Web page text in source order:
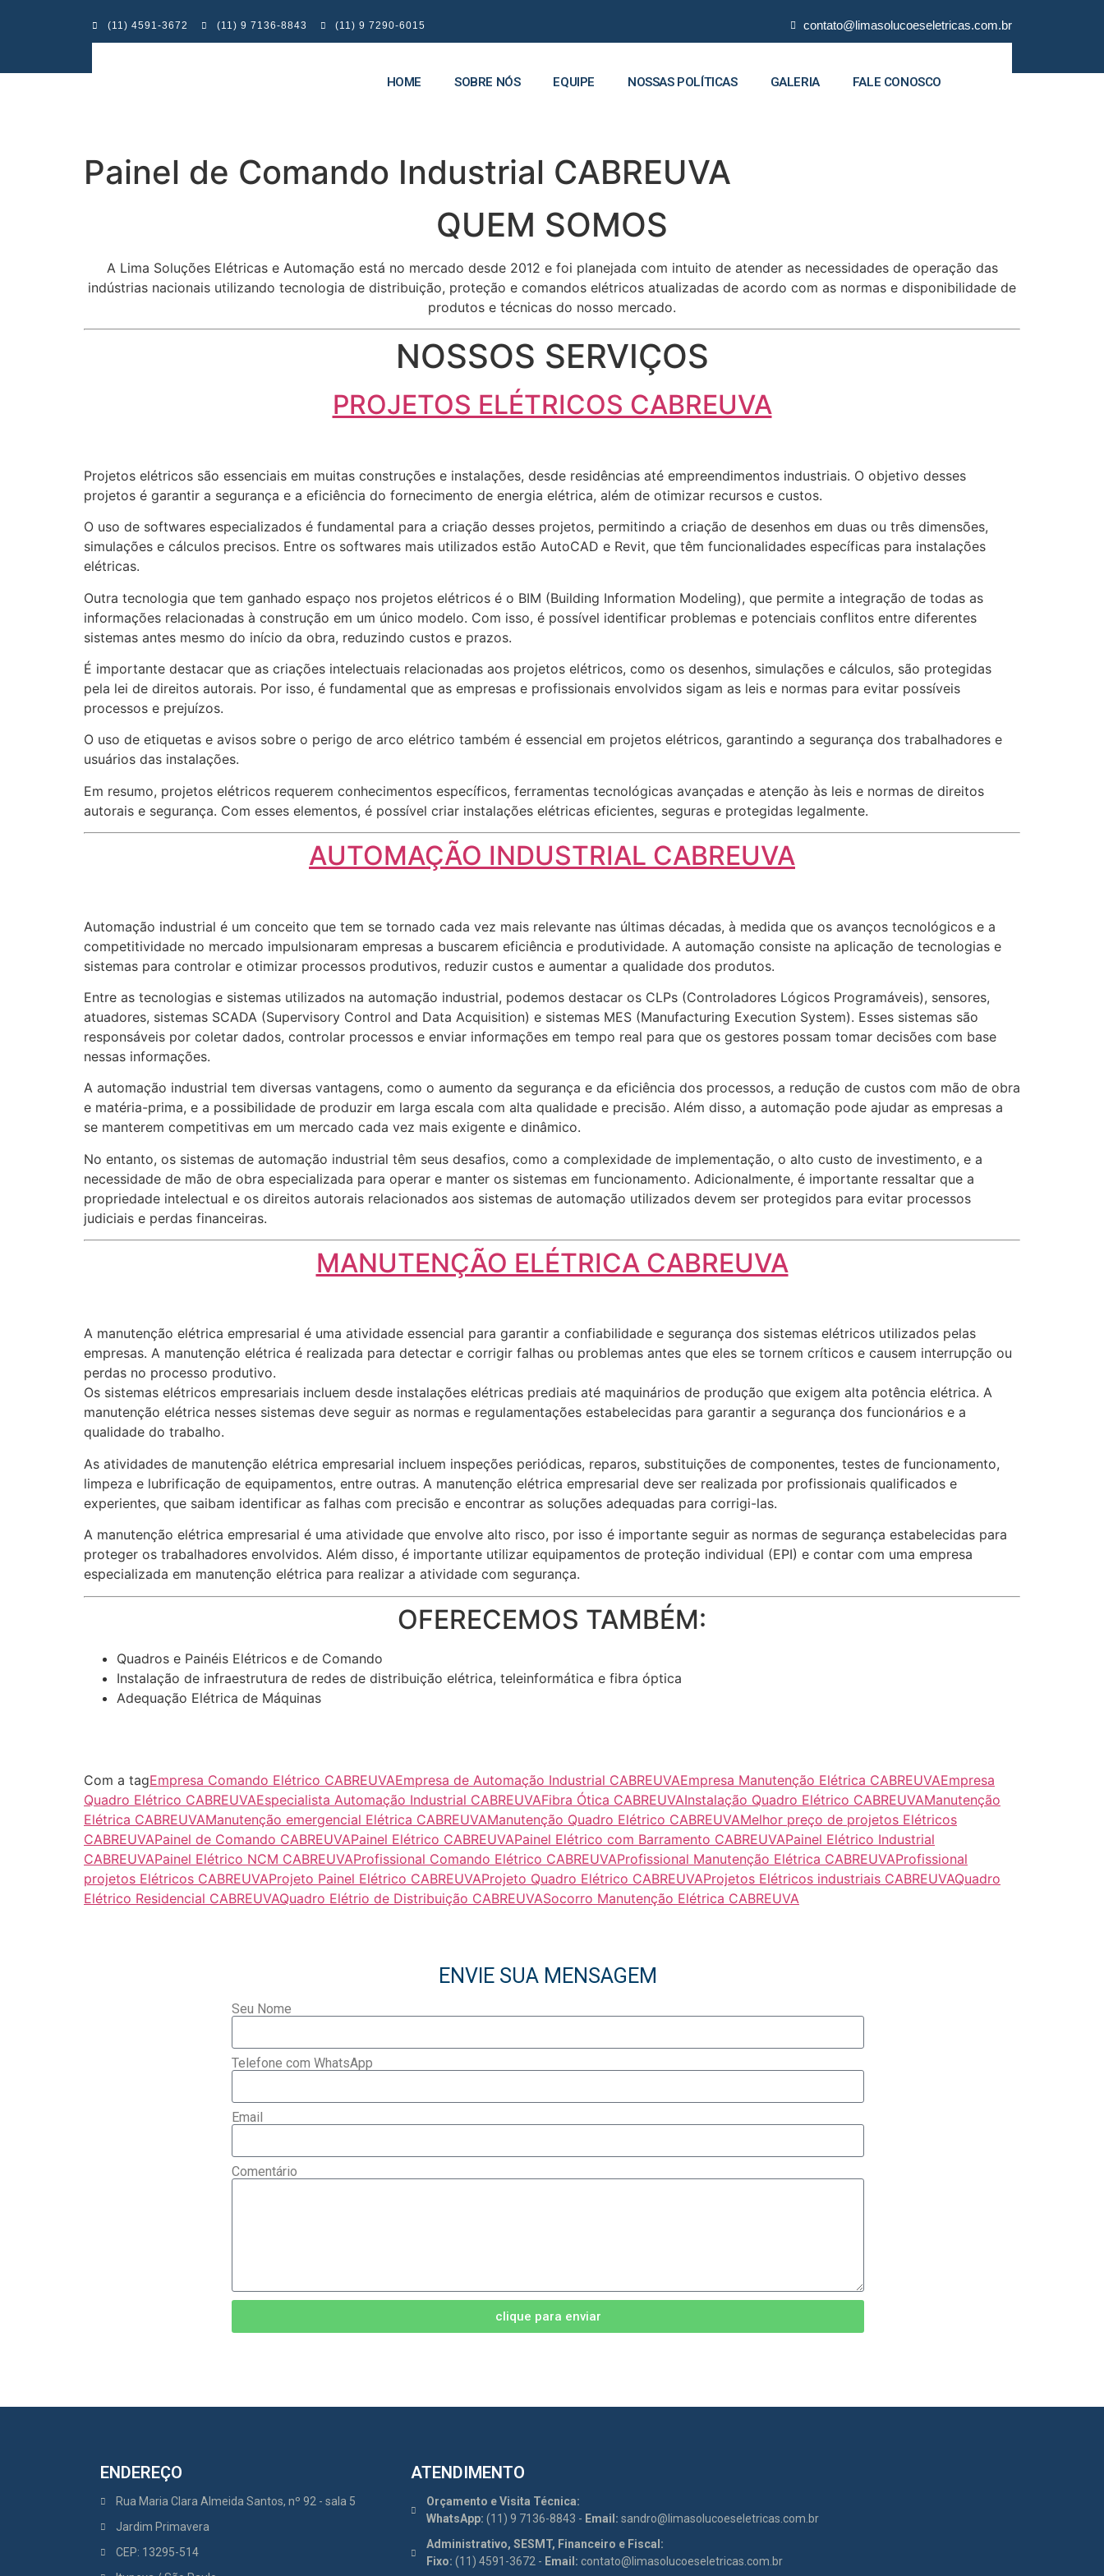
(11) 4591-3672 (11) 9 7136-8843 (11) 9 7290-6015 contato@limasolucoeseletricas.com.br
HOME SOBRE NÓS EQUIPE NOSSAS POLÍTICAS GALERIA FALE CONOSCO
Painel de Comando Industrial CABREUVA
QUEM SOMOS
A Lima Soluções Elétricas e Automação está no mercado desde 2012 e foi planejada com intuito de atender as necessidades de operação das
indústrias nacionais utilizando tecnologia de distribuição, proteção e comandos elétricos atualizadas de acordo com as normas e disponibilidade de
produtos e técnicas do nosso mercado.
NOSSOS SERVIÇOS
PROJETOS ELÉTRICOS CABREUVA
Projetos elétricos são essenciais em muitas construções e instalações, desde residências até empreendimentos industriais. O objetivo desses
projetos é garantir a segurança e a eficiência do fornecimento de energia elétrica, além de otimizar recursos e custos.
O uso de softwares especializados é fundamental para a criação desses projetos, permitindo a criação de desenhos em duas ou três dimensões,
simulações e cálculos precisos. Entre os softwares mais utilizados estão AutoCAD e Revit, que têm funcionalidades específicas para instalações
elétricas.
Outra tecnologia que tem ganhado espaço nos projetos elétricos é o BIM (Building Information Modeling), que permite a integração de todas as
informações relacionadas à construção em um único modelo. Com isso, é possível identificar problemas e potenciais conflitos entre diferentes
sistemas antes mesmo do início da obra, reduzindo custos e prazos.
É importante destacar que as criações intelectuais relacionadas aos projetos elétricos, como os desenhos, simulações e cálculos, são protegidas
pela lei de direitos autorais. Por isso, é fundamental que as empresas e profissionais envolvidos sigam as leis e normas para evitar possíveis
processos e prejuízos.
O uso de etiquetas e avisos sobre o perigo de arco elétrico também é essencial em projetos elétricos, garantindo a segurança dos trabalhadores e
usuários das instalações.
Em resumo, projetos elétricos requerem conhecimentos específicos, ferramentas tecnológicas avançadas e atenção às leis e normas de direitos
autorais e segurança. Com esses elementos, é possível criar instalações elétricas eficientes, seguras e protegidas legalmente.
AUTOMAÇÃO INDUSTRIAL CABREUVA
Automação industrial é um conceito que tem se tornado cada vez mais relevante nas últimas décadas, à medida que os avanços tecnológicos e a
competitividade no mercado impulsionaram empresas a buscarem eficiência e produtividade. A automação consiste na aplicação de tecnologias e
sistemas para controlar e otimizar processos produtivos, reduzir custos e aumentar a qualidade dos produtos.
Entre as tecnologias e sistemas utilizados na automação industrial, podemos destacar os CLPs (Controladores Lógicos Programáveis), sensores,
atuadores, sistemas SCADA (Supervisory Control and Data Acquisition) e sistemas MES (Manufacturing Execution System). Esses sistemas são
responsáveis por coletar dados, controlar processos e enviar informações em tempo real para que os gestores possam tomar decisões com base
nessas informações.
A automação industrial tem diversas vantagens, como o aumento da segurança e da eficiência dos processos, a redução de custos com mão de obra
e matéria-prima, e a possibilidade de produzir em larga escala com alta qualidade e precisão. Além disso, a automação pode ajudar as empresas a
se manterem competitivas em um mercado cada vez mais exigente e dinâmico.
No entanto, os sistemas de automação industrial têm seus desafios, como a complexidade de implementação, o alto custo de investimento, e a
necessidade de mão de obra especializada para operar e manter os sistemas em funcionamento. Adicionalmente, é importante ressaltar que a
propriedade intelectual e os direitos autorais relacionados aos sistemas de automação utilizados devem ser protegidos para evitar processos
judiciais e perdas financeiras.
MANUTENÇÃO ELÉTRICA CABREUVA
A manutenção elétrica empresarial é uma atividade essencial para garantir a confiabilidade e segurança dos sistemas elétricos utilizados pelas
empresas. A manutenção elétrica é realizada para detectar e corrigir falhas ou problemas antes que eles se tornem críticos e causem interrupção ou
perdas no processo produtivo.
Os sistemas elétricos empresariais incluem desde instalações elétricas prediais até maquinários de produção que exigem alta potência elétrica. A
manutenção elétrica nesses sistemas deve seguir as normas e regulamentações estabelecidas para garantir a segurança dos funcionários e a
qualidade do trabalho.
As atividades de manutenção elétrica empresarial incluem inspeções periódicas, reparos, substituições de componentes, testes de funcionamento,
limpeza e lubrificação de equipamentos, entre outras. A manutenção elétrica empresarial deve ser realizada por profissionais qualificados e
experientes, que saibam identificar as falhas com precisão e encontrar as soluções adequadas para corrigi-las.
A manutenção elétrica empresarial é uma atividade que envolve alto risco, por isso é importante seguir as normas de segurança estabelecidas para
proteger os trabalhadores envolvidos. Além disso, é importante utilizar equipamentos de proteção individual (EPI) e contar com uma empresa
especializada em manutenção elétrica para realizar a atividade com segurança.
OFERECEMOS TAMBÉM:
Quadros e Painéis Elétricos e de Comando
Instalação de infraestrutura de redes de distribuição elétrica, teleinformática e fibra óptica
Adequação Elétrica de Máquinas
Com a tagEmpresa Comando Elétrico CABREUVAEmpresa de Automação Industrial CABREUVAEmpresa Manutenção Elétrica CABREUVAEmpresa
Quadro Elétrico CABREUVAEspecialista Automação Industrial CABREUVAFibra Ótica CABREUVAInstalação Quadro Elétrico CABREUVAManutenção
Elétrica CABREUVAManutenção emergencial Elétrica CABREUVAManutenção Quadro Elétrico CABREUVAMelhor preço de projetos Elétricos
CABREUVAPainel de Comando CABREUVAPainel Elétrico CABREUVAPainel Elétrico com Barramento CABREUVAPainel Elétrico Industrial
CABREUVAPainel Elétrico NCM CABREUVAProfissional Comando Elétrico CABREUVAProfissional Manutenção Elétrica CABREUVAProfissional
projetos Elétricos CABREUVAProjeto Painel Elétrico CABREUVAProjeto Quadro Elétrico CABREUVAProjetos Elétricos industriais CABREUVAQuadro
Elétrico Residencial CABREUVAQuadro Elétrio de Distribuição CABREUVASocorro Manutenção Elétrica CABREUVA
ENVIE SUA MENSAGEM
Seu Nome
Telefone com WhatsApp
Email
Comentário
clique para enviar
ENDEREÇO
Rua Maria Clara Almeida Santos, nº 92 - sala 5
Jardim Primavera
CEP: 13295-514
ATENDIMENTO
Orçamento e Visita Técnica:
WhatsApp: (11) 9 7136-8843 - Email: sandro@limasolucoeseletricas.com.br
Administrativo, SESMT, Financeiro e Fiscal:
Fixo: (11) 4591-3672 - Email: contato@limasolucoeseletricas.com.br